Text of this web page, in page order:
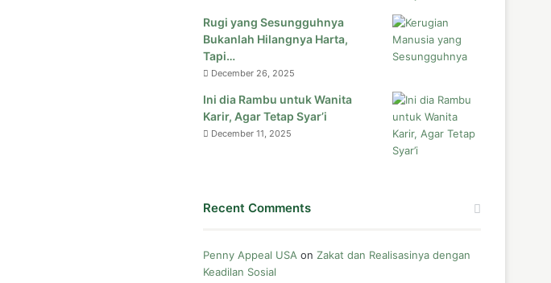
Rugi yang Sesungguhnya
Bukanlah Hilangnya Harta,
Tapi…
December 26, 2025
Ini dia Rambu untuk Wanita
Karir, Agar Tetap Syar’i
December 11, 2025
Recent Comments
Penny Appeal USA on Zakat dan Realisasinya dengan
Keadilan Sosial